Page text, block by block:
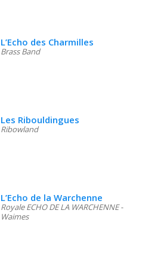
L’Echo des Charmilles
Brass Band
Les Ribouldingues
Ribowland
L’Echo de la Warchenne
Royale ECHO DE LA WARCHENNE -
Waimes